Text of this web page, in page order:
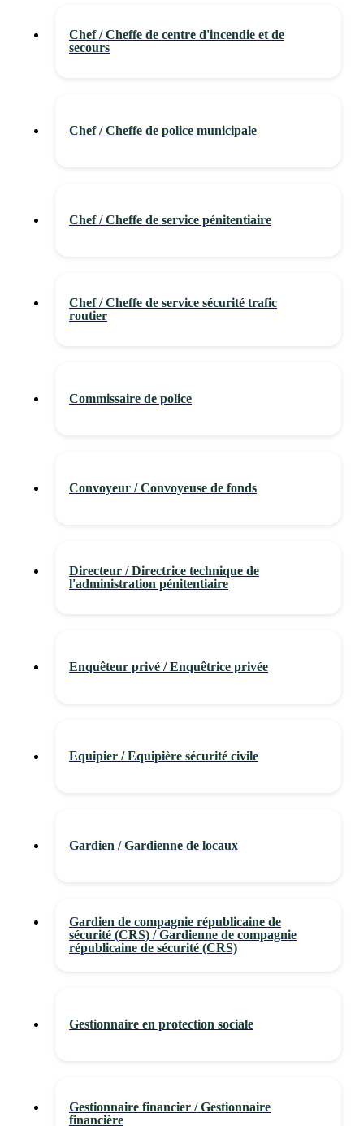
Chef / Cheffe de centre d'incendie et de
secours
Chef / Cheffe de police municipale
Chef / Cheffe de service pénitentiaire
Chef / Cheffe de service sécurité trafic
routier
Commissaire de police
Convoyeur / Convoyeuse de fonds
Directeur / Directrice technique de
l'administration pénitentiaire
Enquêteur privé / Enquêtrice privée
Equipier / Equipière sécurité civile
Gardien / Gardienne de locaux
Gardien de compagnie républicaine de
sécurité (CRS) / Gardienne de compagnie
républicaine de sécurité (CRS)
Gestionnaire en protection sociale
Gestionnaire financier / Gestionnaire
financière